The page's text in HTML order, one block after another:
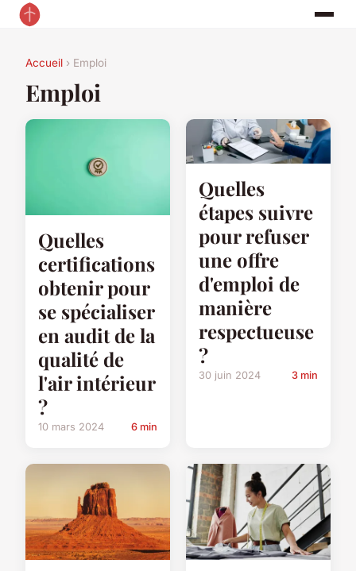
Accueil › Emploi
Emploi
Quelles
certifications
obtenir pour
se spécialiser
en audit de la
qualité de
l'air intérieur
?
10 mars 2024 6 min
Quelles
étapes suivre
pour refuser
une offre
d'emploi de
manière
respectueuse
?
30 juin 2024 3 min